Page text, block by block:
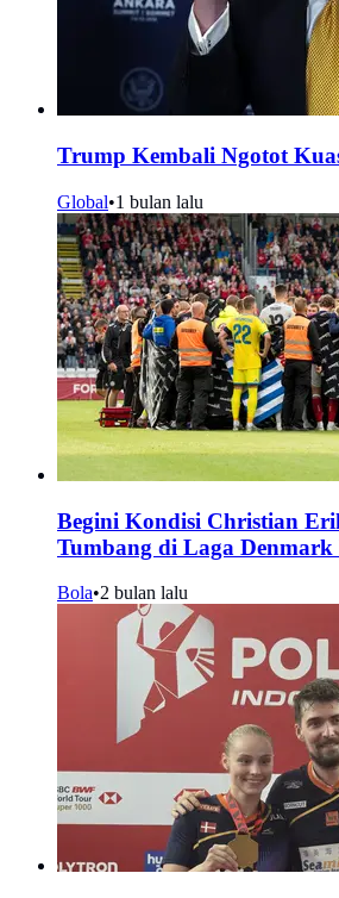
Trump Kembali Ngotot
Global•1 bulan lalu
Begini Kondisi Christian
Tumbang di Laga
Bola•2 bulan lalu